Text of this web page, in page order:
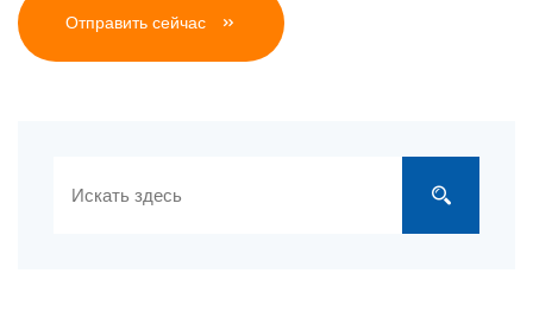
Отправить сейчас